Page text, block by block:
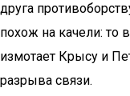
друга
похож на качели: то
измотает Крысу и
разрыва связи.